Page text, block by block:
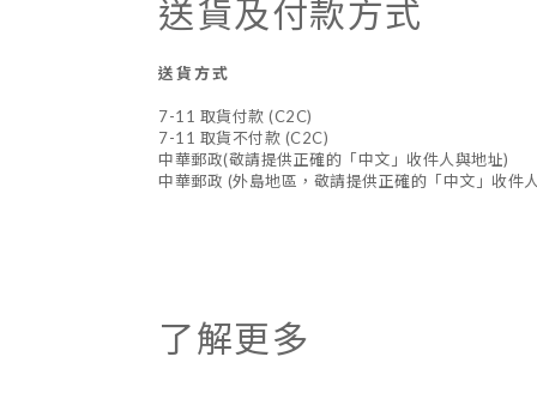
送貨及付款方式
送貨方式
7-11 取貨付款 (C2C)
7-11 取貨不付款 (C2C)
中華郵政(敬請提供正確的「中文」收件人與地址)
中華郵政 (外島地區，敬請提供正確的「中文」收件
了解更多